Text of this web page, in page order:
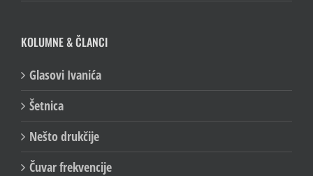
KOLUMNE & ČLANCI
Glasovi Ivanića
Šetnica
Nešto drukčije
Čuvar frekvencije